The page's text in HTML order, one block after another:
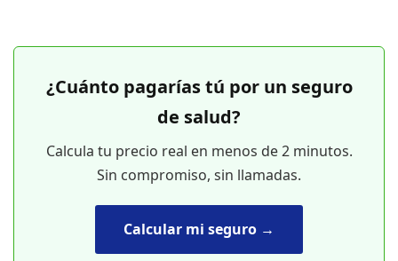
¿Cuánto pagarías tú por un seguro
de salud?
Calcula tu precio real en menos de 2 minutos.
Sin compromiso, sin llamadas.
Calcular mi seguro →